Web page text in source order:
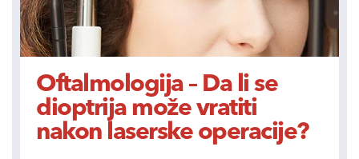
Oftalmologija – Da li se
dioptrija može vratiti
nakon laserske operacije?